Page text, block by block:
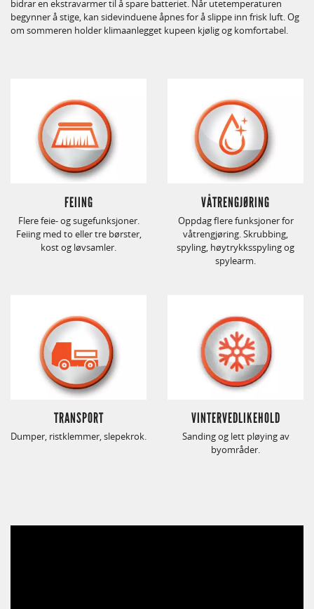
bidrar en ekstravarmer til å spare batteriet. Når utetemperaturen
begynner å stige, kan sidevinduene åpnes for å slippe inn frisk luft. Og
om sommeren holder klimaanlegget kupeen kjølig og komfortabel.
FEIING
Flere feie- og sugefunksjoner.
Feiing med to eller tre børster,
kost og løvsamler.
VÅTRENGJØRING
Oppdag flere funksjoner for
våtrengjøring. Skrubbing,
spyling, høytrykksspyling og
spylearm.
TRANSPORT
Dumper, ristklemmer, slepekrok.
VINTERVEDLIKEHOLD
Sanding og lett pløying av
byområder.